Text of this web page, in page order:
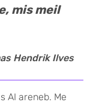
mis meil
Hendrik Ilves
AI areneb. Me